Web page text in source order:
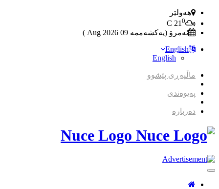
هەولێر
21 0
ئەمرۆ (یەکشەممە 09 2026 Aug )
English
English
ماڵپەڕی پێشوو
پەیوەندی
دەربارە
Nuce Logo
Toggle
Navigation